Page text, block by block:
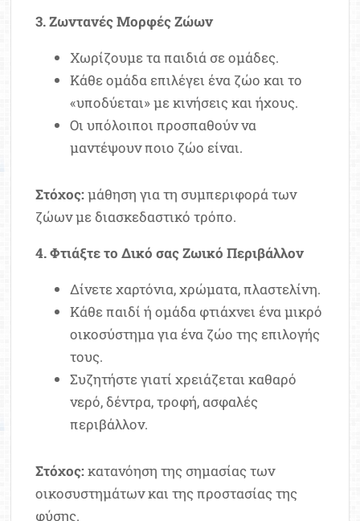
3. Ζωντανές Μορφές Ζώων
Χωρίζουμε τα παιδιά σε ομάδες.
Κάθε ομάδα επιλέγει ένα ζώο και το
«υποδύεται» με κινήσεις και ήχους.
Οι υπόλοιποι προσπαθούν να
μαντέψουν ποιο ζώο είναι.
Στόχος:μάθηση για τη συμπεριφορά των
ζώων με διασκεδαστικό τρόπο.
4. Φτιάξτε το Δικό σας Ζωικό Περιβάλλον
Δίνετε χαρτόνια, χρώματα, πλαστελίνη.
Κάθε παιδί ή ομάδα φτιάχνει ένα μικρό
οικοσύστημα για ένα ζώο της επιλογής
τους.
Συζητήστε γιατί χρειάζεται καθαρό
νερό, δέντρα, τροφή, ασφαλές
περιβάλλον.
Στόχος:κατανόηση της σημασίας των
οικοσυστημάτων και της προστασίας της
φύσης.